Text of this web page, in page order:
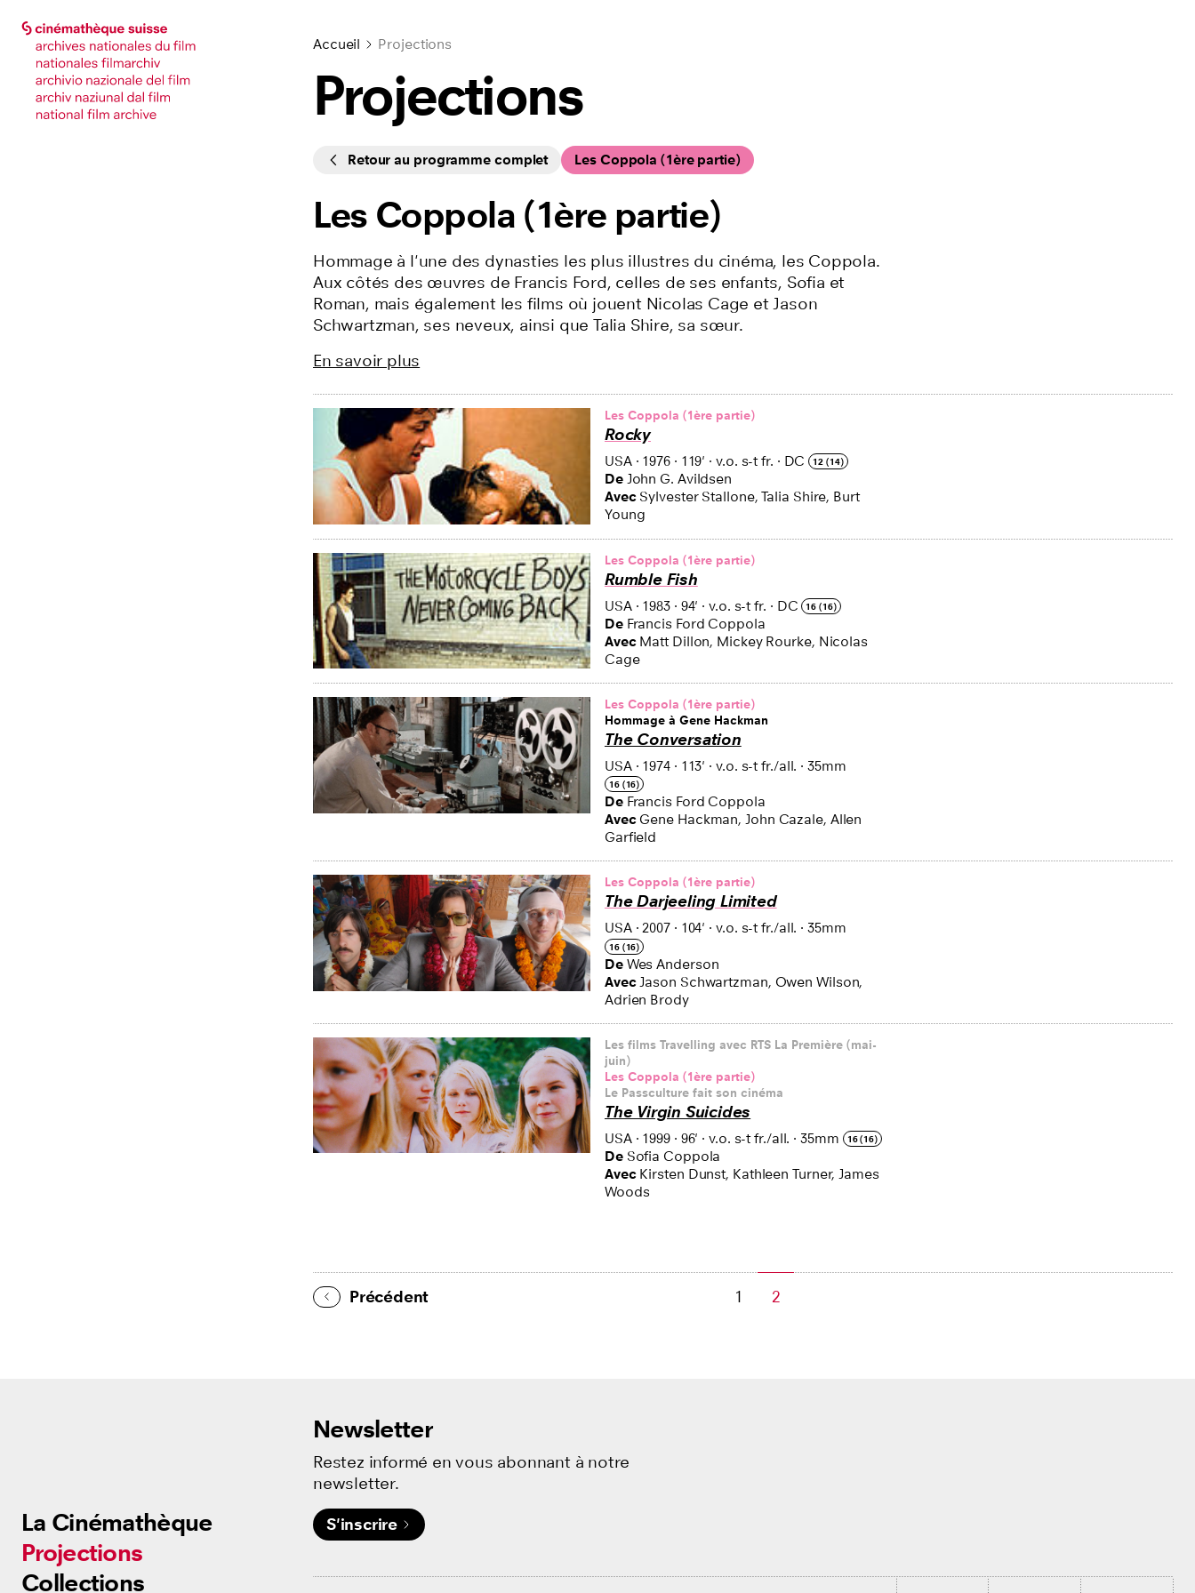
Accéder à la page principale
La Cinémathèque
Projections
Collections
Accéder à la page principale
La Cinémathèque
Projections
Collections
Accueil Projections
Projections
CyclesRetour au programme complet Les Coppola (1ère partie)
Les Coppola (1ère partie)
Hommage à l'une des dynasties les plus illustres du cinéma, les Coppola.
Aux côtés des œuvres de Francis Ford, celles de ses enfants, Sofia et
Roman, mais également les films où jouent Nicolas Cage et Jason
Schwartzman, ses neveux, ainsi que Talia Shire, sa sœur.
En savoir plus
Les Coppola (1ère partie)
Rocky
USA· 1976· 119' · v.o. s-t fr. · DC 12 (14)
De John G. Avildsen
Avec Sylvester Stallone, Talia Shire, Burt
Young
Les Coppola (1ère partie)
Rumble Fish
USA· 1983· 94' ·v.o. s-t fr. · DC 16 (16)
De Francis Ford Coppola
Avec Matt Dillon, Mickey Rourke, Nicolas
Cage
Les Coppola (1ère partie)
Hommage à Gene Hackman
The Conversation
USA· 1974· 113' · v.o. s-t fr./all. ·35mm
16 (16)
De Francis Ford Coppola
Avec Gene Hackman, John Cazale, Allen
Garfield
Les Coppola (1ère partie)
The Darjeeling Limited
USA·2007· 104' · v.o. s-t fr./all. ·35mm
16 (16)
De Wes Anderson
Avec Jason Schwartzman, Owen Wilson,
Adrien Brody
Les films Travelling avec RTS La Première (mai-
juin)
Les Coppola (1ère partie)
Le Passculture fait son cinéma
The Virgin Suicides
USA· 1999· 96' ·v.o. s-t fr./all. ·35mm 16 (16)
De Sofia Coppola
Avec Kirsten Dunst, Kathleen Turner, James
Woods
Précédent 1 2
Newsletter
Restez informé en vous abonnant à notre
newsletter.
S'inscrire